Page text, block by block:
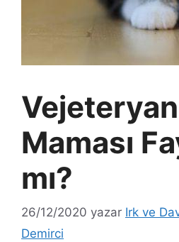
Maması
mı?
26/12/2020 yazar Irk ve
Demirci